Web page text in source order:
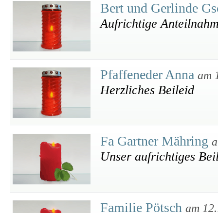
Bert und Gerlinde
Aufrichtige
Pfaffeneder Anna am
Herzliches Beileid
Fa Gartner Mähring
Unser aufrichtiges
Familie Pötsch am